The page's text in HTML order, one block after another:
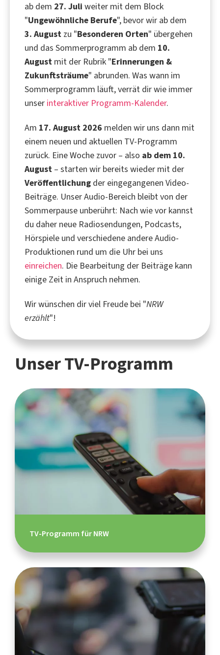
ab dem 27. Juli weiter mit dem Block
"Ungewöhnliche Berufe", bevor wir ab dem
3. August zu "Besonderen Orten" übergehen
und das Sommerprogramm ab dem 10.
August mit der Rubrik "Erinnerungen &
Zukunftsträume" abrunden. Was wann im
Sommerprogramm läuft, verrät dir wie immer
unser interaktiver Programm-Kalender.
Am 17. August 2026 melden wir uns dann mit
einem neuen und aktuellen TV-Programm
zurück. Eine Woche zuvor – also ab dem 10.
August – starten wir bereits wieder mit der
Veröffentlichung der eingegangenen Video-
Beiträge. Unser Audio-Bereich bleibt von der
Sommerpause unberührt: Nach wie vor kannst
du daher neue Radiosendungen, Podcasts,
Hörspiele und verschiedene andere Audio-
Produktionen rund um die Uhr bei uns
einreichen. Die Bearbeitung der Beiträge kann
einige Zeit in Anspruch nehmen.
Wir wünschen dir viel Freude bei "NRW
erzählt"!
Unser TV-Programm
TV-Programm für NRW